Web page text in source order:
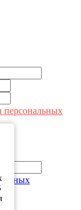
персональных